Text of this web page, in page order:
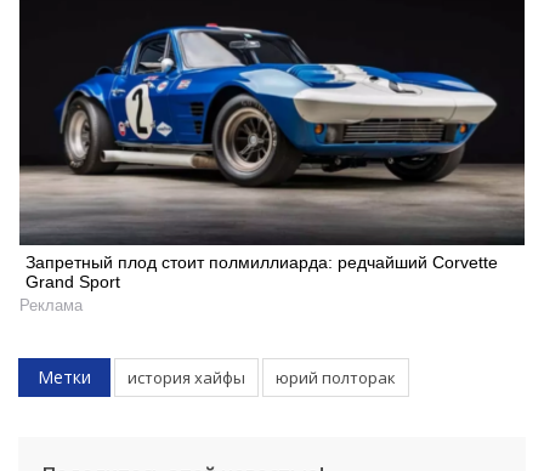
Запретный плод стоит полмиллиарда: редчайший Corvette
Grand Sport
Реклама
Метки история хайфы юрий полторак